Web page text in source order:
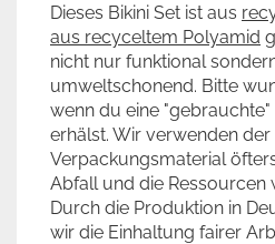
Dieses Bikini Set ist aus
aus recyceltem Polyamid
nicht nur funktional
umweltschonend. Bitte
wenn du eine
erhälst. Wir verwenden
Verpackungsmaterial
Abfall und die Ressourcen
Durch die Produktion in
wir die Einhaltung fairer